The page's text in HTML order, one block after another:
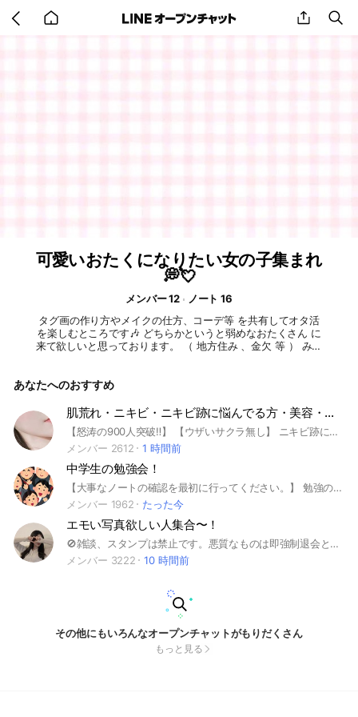
back
to
share
可愛いおたくになりたい女の子集まれ
💭💘
メンバー 12
ノート 16
タグ画の作り方やメイクの仕方、コーデ等 を共有してオタ活
を楽しむところです🎶 どちらかというと弱めなおたくさん に
来て欲しいと思っております。 （ 地方住み 、金欠 等 ） みん
来てくれると嬉しいです❕ #オタク #おたく #オタ活 #推し活 #
光が死んだ夏 #ハイキュー #ヒロアカ #地縛少年花子くん #SP
Y×FAMILY #踏んだり蹴ったり愛したり #誰か夢だと言ってく
れ #君となら恋をしてみても #マッシュル #タコピーの原罪 #
葬送のフリーレン #薫る花は凛と咲く #アオのハコ #恋せよま
あなたへのおすすめ
肌荒れ・ニキビ・ニキビ跡に悩んでる方・美容・コスメ・スキンケア・シワ改善・小顔・肌トラブル・メイク
【怒涛の900人突破‼️】 【ウザいサクラ無し】 ニキビ跡に悩まされてる そこのアナタ！ そんなアナタの為の悩み 解決チャットです。 わたくし管理人の翔も めちゃくちゃ苦しみました。。。。 「このコスメ大丈夫？」 「これ使ってどうだった？」 「私の肌にあってるのかな？」 「この治療どう思う？」 など何でも聞ける！ サクラ無しのグループ。 ケアの方法やオススメアイテム の紹介し合う裏チームです。 ニキビ跡で悩まされているあなたへ ニキビ跡は一度出来てしまうと本当に本当に治るのに時間がかかります。 これは医学でもまだ解決 出来ない領域。 しかし！ あきらめない！ ぜったい美肌を取り戻す！ そんなあなたを全力で助けたい 助け合いたい！ そういったチャットにしたいと思います。 心が疲れてたまに投げ出したくなる発言もあります。 でも、諦めず頑張ろう！ 私はそんなあなたを応援しています💖💖💖💖💖 ※ただ今荒らし対策のため承認制となっております。 #肌荒れ改善 #スキンケア習慣 #ニキビ対策 #乾燥肌ケア #敏感肌対策 #毛穴ケア #美肌ルーティン #透明感のある肌 #肌トラブル解決 #スキンケア好き #美肌になりたい #美容好きな人と繋がりたい #美白ケア #ツヤ肌 #もち肌 #韓国スキンケア #エイジングケア #美容の力 #肌質改善 #自分磨き #コスメ好き #メイク好きさんと繋がりたい #メイクの力 #ファンデーション難民 #崩れないメイク #メイクで変わる #ナチュラルメイク #化粧水難民 #美容液好き #メイク研究 #美容習慣 #インナーケア #美肌ごはん #腸活で美肌 #食べて綺麗に #睡眠美容 #美肌は内側から #ビタミンC摂取 #美容オタク #美容と健康
メンバー 2612
1 時間前
中学生の勉強会！
【大事なノートの確認を最初に行ってください。】 勉強の質問を24時間受け付けています。 先輩方や同級生に勉強で困ったことなどありましたら、気軽に質問しましょう！高校生以上も参加OKです。 質問する際は答えてくれる方へ感謝の気持ちを忘れないでくださいね！ #中学生 #勉強 #定期テスト#受験 #中間テスト
メンバー 1962
たった今
エモい写真欲しい人集合〜！
🚫雑談、スタンプは禁止です。悪質なものは即強制退会とさせて頂きます。🚫 ⚠️写真はノートにあります。 リクエストもノートにお願いします。 入ったら必ず大事なノート見て下さい。 荒らしは即強制退会させてもらいます。また、ルール違反は注意をして直らないようでしたら、強制退会させて頂く場合もあります。 ⚠️雑談禁止について 雑談したい方は別オプへお願いします！管理人に意見がある場合もそちらで受け付けています。大事なノートにリンク貼ってあるのでそちらから是非使ってください。 🙌🏻何か不明な点などあったら、管理人や副官に、気軽に相談してください！ 荒らし❌ ボイメ❌ 動画❌(歌詞動画等) GIF❌ 出会い目的❌ 外国人の方❌(日本語理解可能⭕️) #エモい写真 #写真 #大人数
メンバー 3222
10 時間前
その他にもいろんなオープンチャットがもりだくさん
もっと見る